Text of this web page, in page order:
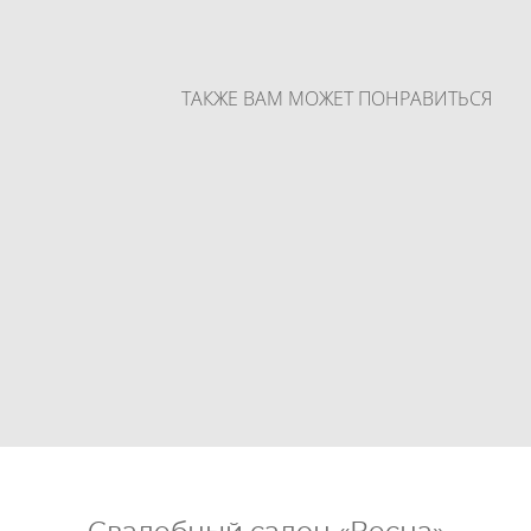
ТАКЖЕ ВАМ МОЖЕТ ПОНРАВИТЬСЯ